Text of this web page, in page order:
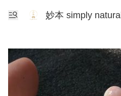
妙本 simply natural